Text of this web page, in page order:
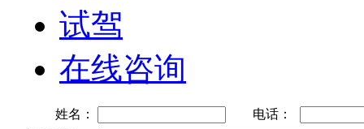
试驾
在线咨询
姓名：
电话：